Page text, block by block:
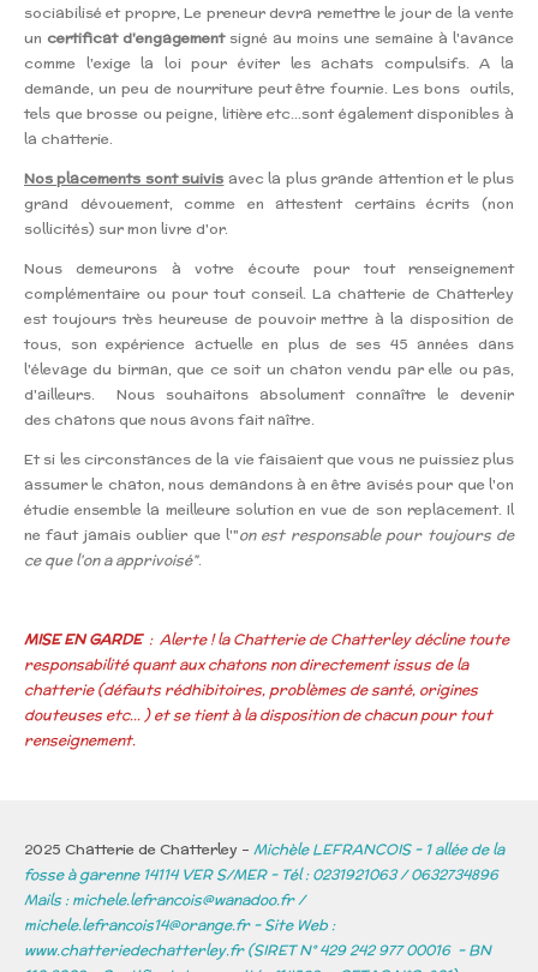
sociabilisé et propre, Le preneur devra remettre le jour de la vente
un certificat d'engagementsigné au moins une semaine à l'avance
comme l'exige la loi pour éviter les achats compulsifs. A la
demande, un peu de nourriture peut être fournie. Les bons outils,
tels que brosse ou peigne, litière etc...sont également disponibles à
la chatterie.
Nos placements sont suivis avec la plus grande attention et le plus
grand dévouement, comme en attestent certains écrits (non
sollicités) sur mon livre d'or.
Nous demeurons à votre écoute pour tout renseignement
complémentaire ou pour tout conseil. La chatterie de Chatterley
est toujours très heureuse de pouvoir mettre à la disposition de
tous, son expérience actuelle en plus de ses 45 années dans
l'élevage du birman, que ce soit un chaton vendu par elle ou pas,
d'ailleurs. Nous souhaitons absolument connaître le devenir
des chatons que nous avons fait naître.
Et si les circonstances de la vie faisaient que vous ne puissiez plus
assumer le chaton, nous demandons à en être avisés pour que l'on
étudie ensemble la meilleure solution en vue de son replacement. Il
ne faut jamais oublier que l'"on est responsable pour toujours de
ce que l'on a apprivoisé".
MISE EN GARDE: Alerte ! la Chatterie de Chatterley décline toute
responsabilité quant aux chatons non directement issus de la
chatterie (défauts rédhibitoires, problèmes de santé, origines
douteuses etc... ) et se tient à la disposition de chacun pour tout
renseignement.
2025 Chatterie de Chatterley - Michèle LEFRANCOIS - 1 allée de la
fosse à garenne 14114 VER S/MER - Tél : 0231921063 / 0632734896
Mails :michele.lefrancois@wanadoo.fr /
michele.lefrancois14@orange.fr - Site Web :
www.chatteriedechatterley.fr (SIRET N° 429 242 977 00016 - BN